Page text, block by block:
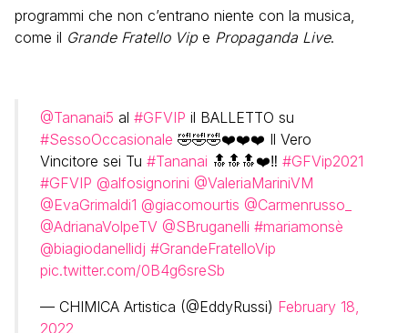
programmi che non c’entrano niente con la musica,
come il Grande Fratello Vip e Propaganda Live.
@Tananai5 al #GFVIP il BALLETTO su
#SessoOccasionale 🤣🤣🤣❤️❤️❤️ Il Vero
Vincitore sei Tu #Tananai 🔝🔝🔝❤️‼️ #GFVip2021
#GFVIP @alfosignorini @ValeriaMariniVM
@EvaGrimaldi1 @giacomourtis @Carmenrusso_
@AdrianaVolpeTV @SBruganelli #mariamonsè
@biagiodanellidj #GrandeFratelloVip
pic.twitter.com/0B4g6sreSb
— CHIMICA Artistica (@EddyRussi) February 18,
2022